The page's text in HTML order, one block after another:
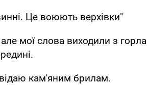
Це воюють верхівки"
мої слова виходили з горла
кам'яним брилам.